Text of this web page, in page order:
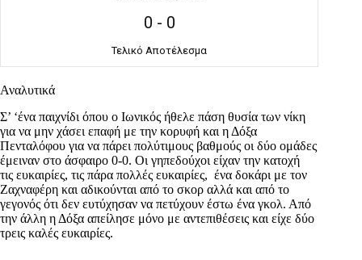
0 - 0
Τελικό Αποτέλεσμα
Αναλυτικά
Σ’ ‘ένα παιχνίδι όπου ο Ιωνικός ήθελε πάση θυσία των νίκη
για να μην χάσει επαφή με την κορυφή και η Δόξα
Πενταλόφου για να πάρει πολύτιμους βαθμούς οι δύο ομάδες
έμειναν στο άσφαιρο 0-0. Οι γηπεδούχοι είχαν την κατοχή
τις ευκαιρίες, τις πάρα πολλές ευκαιρίες, ένα δοκάρι με τον
Ζαχναφέρη και αδικούνται από το σκορ αλλά και από το
γεγονός ότι δεν ευτύχησαν να πετύχουν έστω ένα γκολ. Από
την άλλη η Δόξα απείλησε μόνο με αντεπιθέσεις και είχε δύο
τρεις καλές ευκαιρίες.